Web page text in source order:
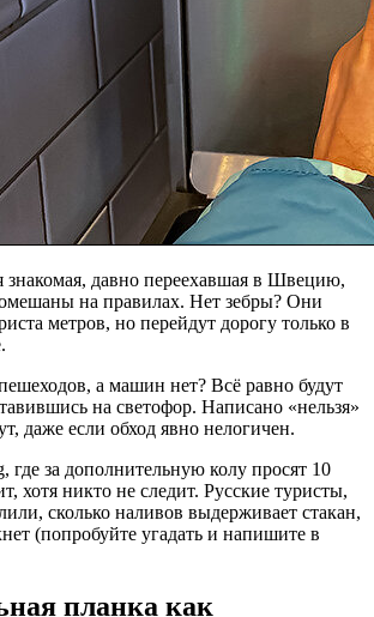
знакомая, давно переехавшая в Швецию,
на правилах. Нет зебры? Они
метров, но перейдут дорогу только в
а машин нет? Всё равно будут
на светофор. Написано «нельзя»
даже если обход явно нелогичен.
за дополнительную колу просят 10
хотя никто не следит. Русские туристы,
сколько наливов выдерживает стакан,
(попробуйте угадать и напишите в
планка как